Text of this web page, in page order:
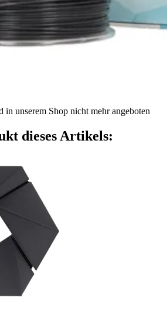
in unserem Shop nicht mehr angeboten
dieses Artikels: